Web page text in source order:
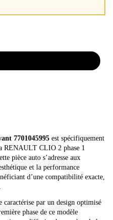
7701045995 est spécifiquement
RENAULT CLIO 2 phase 1
pièce auto s’adresse aux
et la performance
d’une compatibilité exacte,
caractérise par un design optimisé
phase de ce modèle